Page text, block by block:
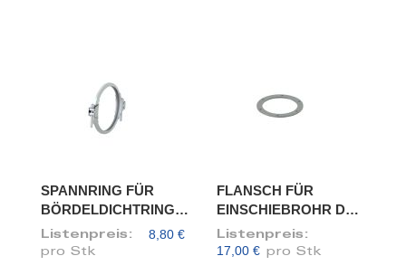
SPANNRING FÜR
BÖRDELDICHTRING,
DN 80
Listenpreis: 8,80 €
pro Stk
FLANSCH FÜR
EINSCHIEBROHR DN
80/78
Listenpreis:
17,00 € pro Stk